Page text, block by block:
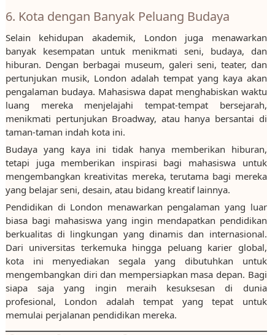
6. Kota dengan Banyak Peluang Budaya
Selain kehidupan akademik, London juga menawarkan
banyak kesempatan untuk menikmati seni, budaya, dan
hiburan. Dengan berbagai museum, galeri seni, teater, dan
pertunjukan musik, London adalah tempat yang kaya akan
pengalaman budaya. Mahasiswa dapat menghabiskan waktu
luang mereka menjelajahi tempat-tempat bersejarah,
menikmati pertunjukan Broadway, atau hanya bersantai di
taman-taman indah kota ini.
Budaya yang kaya ini tidak hanya memberikan hiburan,
tetapi juga memberikan inspirasi bagi mahasiswa untuk
mengembangkan kreativitas mereka, terutama bagi mereka
yang belajar seni, desain, atau bidang kreatif lainnya.
Pendidikan di London menawarkan pengalaman yang luar
biasa bagi mahasiswa yang ingin mendapatkan pendidikan
berkualitas di lingkungan yang dinamis dan internasional.
Dari universitas terkemuka hingga peluang karier global,
kota ini menyediakan segala yang dibutuhkan untuk
mengembangkan diri dan mempersiapkan masa depan. Bagi
siapa saja yang ingin meraih kesuksesan di dunia
profesional, London adalah tempat yang tepat untuk
memulai perjalanan pendidikan mereka.